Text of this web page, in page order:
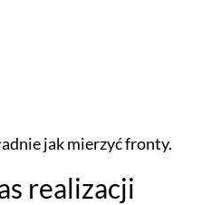
jak mierzyć fronty.
realizacji